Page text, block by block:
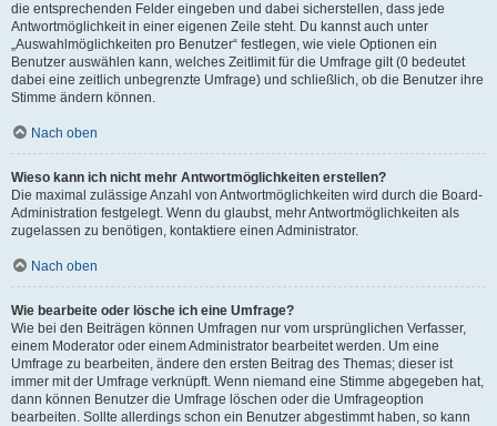
die entsprechenden Felder eingeben und dabei sicherstellen, dass jede
Antwortmöglichkeit in einer eigenen Zeile steht. Du kannst auch unter
„Auswahlmöglichkeiten pro Benutzer“ festlegen, wie viele Optionen ein
Benutzer auswählen kann, welches Zeitlimit für die Umfrage gilt (0 bedeutet
dabei eine zeitlich unbegrenzte Umfrage) und schließlich, ob die Benutzer ihre
Stimme ändern können.
Nach oben
Wieso kann ich nicht mehr Antwortmöglichkeiten erstellen?
Die maximal zulässige Anzahl von Antwortmöglichkeiten wird durch die Board-
Administration festgelegt. Wenn du glaubst, mehr Antwortmöglichkeiten als
zugelassen zu benötigen, kontaktiere einen Administrator.
Nach oben
Wie bearbeite oder lösche ich eine Umfrage?
Wie bei den Beiträgen können Umfragen nur vom ursprünglichen Verfasser,
einem Moderator oder einem Administrator bearbeitet werden. Um eine
Umfrage zu bearbeiten, ändere den ersten Beitrag des Themas; dieser ist
immer mit der Umfrage verknüpft. Wenn niemand eine Stimme abgegeben hat,
dann können Benutzer die Umfrage löschen oder die Umfrageoption
bearbeiten. Sollte allerdings schon ein Benutzer abgestimmt haben, so kann